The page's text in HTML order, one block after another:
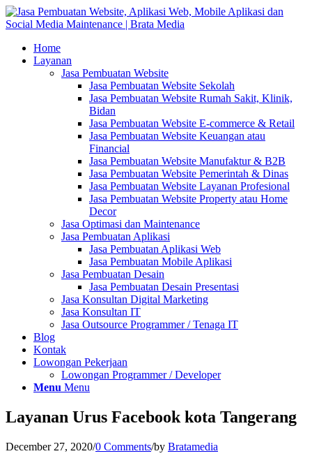
Home
Layanan
Jasa Pembuatan Website
Jasa Pembuatan Website Sekolah
Jasa Pembuatan Website Rumah Sakit, Klinik,
Bidan
Jasa Pembuatan Website E-commerce & Retail
Jasa Pembuatan Website Keuangan atau
Financial
Jasa Pembuatan Website Manufaktur & B2B
Jasa Pembuatan Website Pemerintah & Dinas
Jasa Pembuatan Website Layanan Profesional
Jasa Pembuatan Website Property atau Home
Decor
Jasa Optimasi dan Maintenance
Jasa Pembuatan Aplikasi
Jasa Pembuatan Aplikasi Web
Jasa Pembuatan Mobile Aplikasi
Jasa Pembuatan Desain
Jasa Pembuatan Desain Presentasi
Jasa Konsultan Digital Marketing
Jasa Konsultan IT
Jasa Outsource Programmer / Tenaga IT
Blog
Kontak
Lowongan Pekerjaan
Lowongan Programmer / Developer
Menu Menu
Layanan Urus Facebook kota Tangerang
December 27, 2020/0 Comments/by Bratamedia